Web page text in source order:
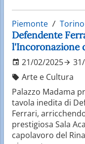
Piemonte Torino
Defendente
l'Incoronazione
21/02/2025
Arte e Cultura
Palazzo Madama
tavola inedita di
Ferrari,
prestigiosa Sala
capolavoro del